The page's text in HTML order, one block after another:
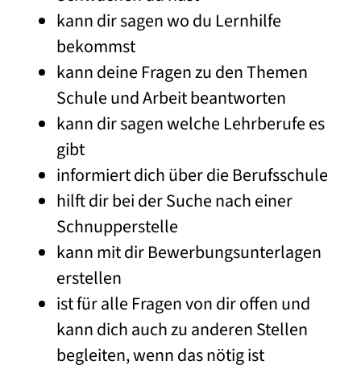
kann dir sagen wo du Lernhilfe
bekommst
kann deine Fragen zu den Themen
Schule und Arbeit beantworten
kann dir sagen welche Lehrberufe es
gibt
informiert dich über die Berufsschule
hilft dir bei der Suche nach einer
Schnupperstelle
kann mit dir Bewerbungsunterlagen
erstellen
ist für alle Fragen von dir offen und
kann dich auch zu anderen Stellen
begleiten, wenn das nötig ist